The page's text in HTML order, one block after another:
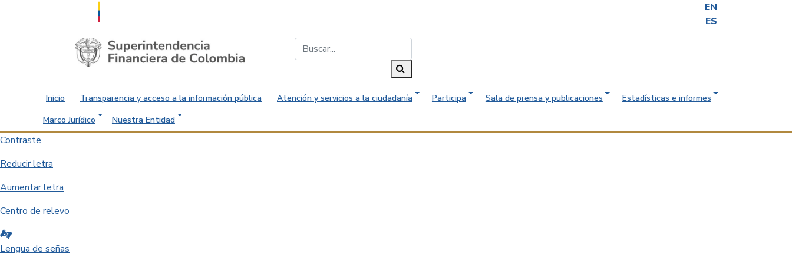
EN
ES
Saltar al contenido principal
Inicio Transparencia y acceso a la información pública Atención y servicios a la ciudadanía Participa Sala de prensa y publicaciones
Estadísticas e informes
Marco Jurídico
Nuestra Entidad
Contraste
Reducir letra
Aumentar letra
Centro de relevo
Lengua de señas